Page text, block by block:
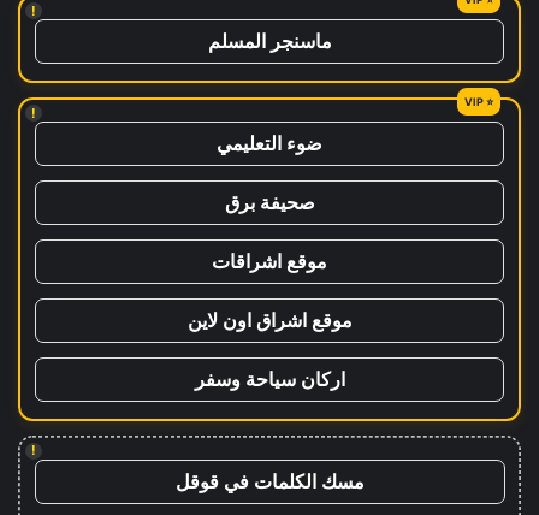
!
ماسنجر المسلم
!
ضوء التعليمي
صحيفة برق
موقع اشراقات
موقع اشراق اون لاين
اركان سياحة وسفر
!
مسك الكلمات في قوقل